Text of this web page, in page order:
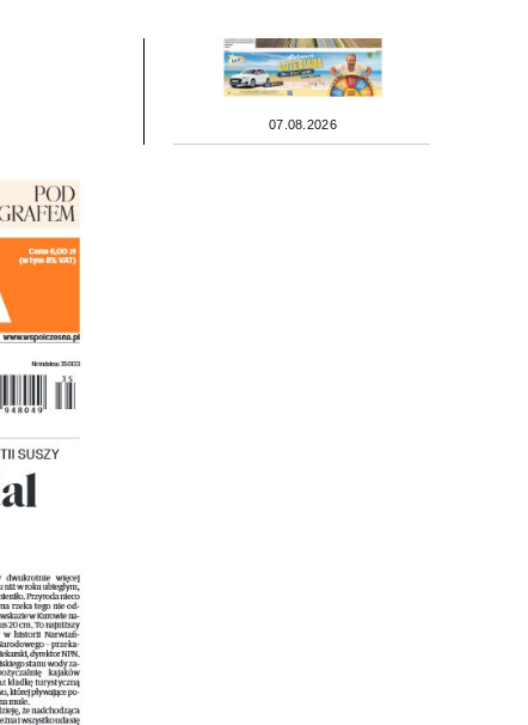
07.08.2026